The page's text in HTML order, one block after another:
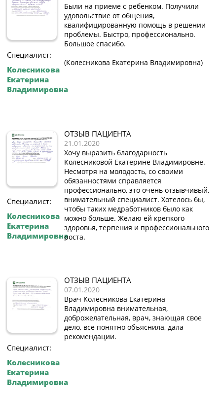
Специалист:
Колесникова
Екатерина
Владимировна
Были на приеме с ребенком. Получили
удовольствие от общения,
квалифицированную помощь в решении
проблемы. Быстро, профессионально.
Большое спасибо.
(Колесникова Екатерина Владимировна)
Специалист:
Колесникова
Екатерина
Владимировна
ОТЗЫВ ПАЦИЕНТА
21.01.2020
Хочу выразить благодарность
Колесниковой Екатерине Владимировне.
Несмотря на молодость, со своими
обязанностями справляется
профессионально, это очень отзывчивый,
внимательный специалист. Хотелось бы,
чтобы таких медработников было как
можно больше. Желаю ей крепкого
здоровья, терпения и профессионального
роста.
Специалист:
Колесникова
Екатерина
Владимировна
ОТЗЫВ ПАЦИЕНТА
07.01.2020
Врач Колесникова Екатерина
Владимировна внимательная,
доброжелательная, врач, знающая свое
дело, все понятно объяснила, дала
рекомендации.